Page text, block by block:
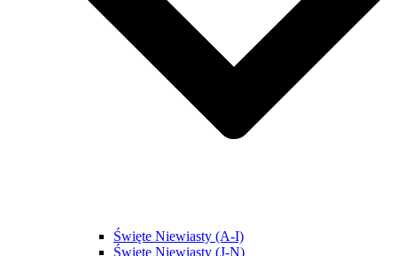
Święte Niewiasty (A-I)
Święte Niewiasty (J-N)